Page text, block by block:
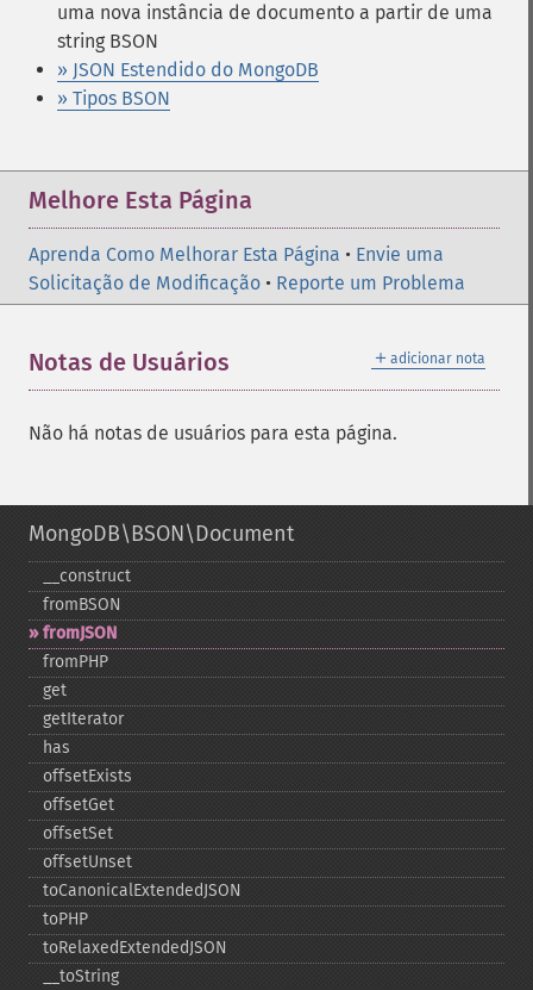
uma nova instância de documento a partir de uma
string BSON
» JSON Estendido do MongoDB
» Tipos BSON
Melhore Esta Página
Aprenda Como Melhorar Esta Página • Envie uma
Solicitação de Modificação • Reporte um Problema
＋ adicionar nota
Notas de Usuários
Não há notas de usuários para esta página.
MongoDB\BSON\Document
_​_​construct
fromBSON
fromJSON
fromPHP
get
getIterator
has
offsetExists
offsetGet
offsetSet
offsetUnset
toCanonicalExtendedJSON
toPHP
toRelaxedExtendedJSON
_​_​toString